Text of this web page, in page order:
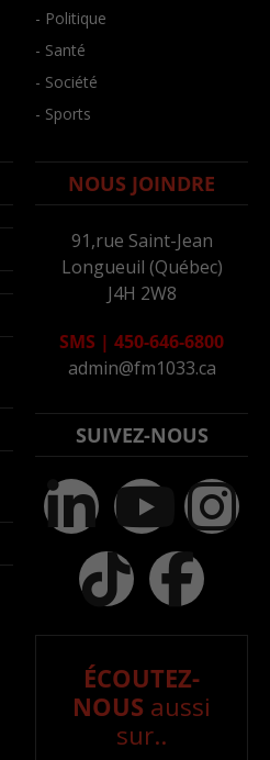
- Politique
- Santé
- Société
- Sports
NOUS JOINDRE
91,rue Saint-Jean
Longueuil (Québec)
J4H 2W8
SMS | 450-646-6800
admin@fm1033.ca
SUIVEZ-NOUS
ÉCOUTEZ-
NOUS aussi
sur..